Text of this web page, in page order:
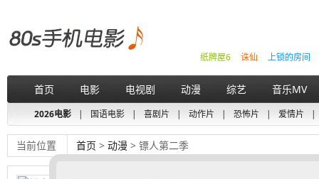
上锁的房间
诛仙
纸牌屋6
首页 电影 电视剧 动漫 综艺 音乐MV
2026电影 | 国语电影 | 喜剧片 | 动作片 | 恐怖片 | 爱情片 |
当前位置 首页 > 动漫 > 镖人第二季